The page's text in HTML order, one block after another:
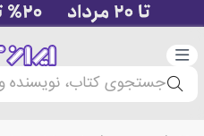
دسته‌بندی
جستجوی کتاب، نویسنده